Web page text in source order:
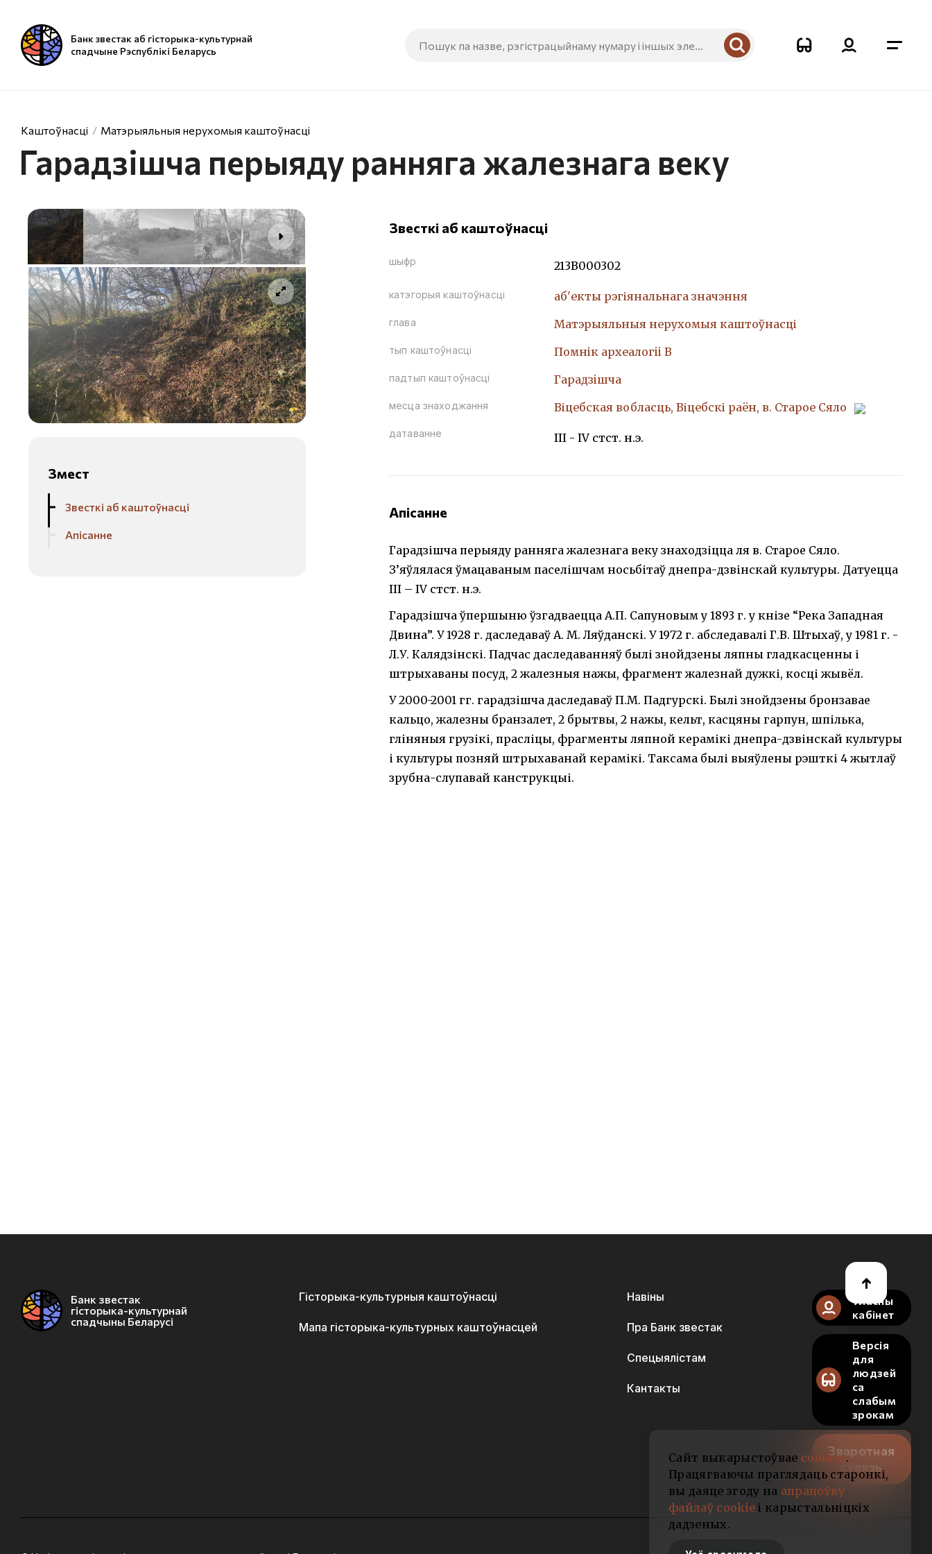
Банк звестак аб гісторыка-культурнай
спадчыне Рэспублікі Беларусь
Каштоўнасці Матэрыяльныя нерухомыя каштоўнасці
Гарадзішча перыяду ранняга жалезнага веку
Змест
Звесткі аб каштоўнасці
Апісанне
Звесткі аб каштоўнасці
шыфр 213В000302
катэгорыя каштоўнасці аб'екты рэгіянальнага значэння
глава Матэрыяльныя нерухомыя каштоўнасці
тып каштоўнасці Помнiк археалогii В
падтып каштоўнасці Гарадзiшча
месца знаходжання Віцебская вобласць, Віцебскі раён, в. Старое Сяло
датаванне III - IV стст. н.э.
Апісанне
Гарадзішча перыяду ранняга жалезнага веку знаходзіцца ля в. Старое Сяло.
З’яўлялася ўмацаваным паселішчам носьбітаў днепра-дзвінскай культуры. Датуецца
III – IV стст. н.э.
Гарадзішча ўпершыню ўзгадваецца А.П. Сапуновым у 1893 г. у кнізе “Река Западная
Двина”. У 1928 г. даследаваў А. М. Ляўданскі. У 1972 г. абследавалі Г.В. Штыхаў, у 1981 г. -
Л.У. Калядзінскі. Падчас даследаванняў былі знойдзены ляпны гладкасценны і
штрыхаваны посуд, 2 жалезныя нажы, фрагмент жалезнай дужкі, косці жывёл.
У 2000-2001 гг. гарадзішча даследаваў П.М. Падгурскі. Былі знойдзены бронзавае
кальцо, жалезны бранзалет, 2 брытвы, 2 нажы, кельт, касцяны гарпун, шпілька,
гліняныя грузікі, прасліцы, фрагменты ляпной керамікі днепра-дзвінскай культуры
і культуры позняй штрыхаванай керамікі. Таксама былі выяўлены рэшткі 4 жытлаў
зрубна-слупавай канструкцыі.
Банк звестак
гісторыка-культурнай
спадчыны Беларусі
Гісторыка-культурныя каштоўнасці
Мапа гісторыка-культурных каштоўнасцей
Навіны
Пра Банк звестак
Спецыялістам
Кантакты
Уласны
кабінет
Версія
для
людзей
са
слабым
зрокам
Зваротная
сувязь
Сайт выкарыстоўвае cookies.
Працягваючы праглядаць старонкі,
вы даяце згоду на апрацоўку
файлаў cookie і карыстальніцкіх
дадзеных.